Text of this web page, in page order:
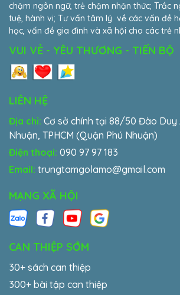
chậm ngôn ngữ, trẻ chậm nhận thức; Trắc
tuệ, hành vi; Tư vấn tâm lý về các vấn đề
học, vấn đề gia đình và xã hội cho các trẻ
VUI VẺ - YÊU THƯƠNG - TIẾN BỘ
LIÊN HỆ
Địa chỉ: Cơ sở chính tại 88/50 Đào Duy
Nhuận, TPHCM (Quận Phú Nhuận)
Điện thoại: 090 97 97 183
Email: trungtamgolamo@gmail.com
MẠNG XÃ HỘI
CAN THIỆP SỚM
30+ sách can thiệp
300+ bài tập can thiệp